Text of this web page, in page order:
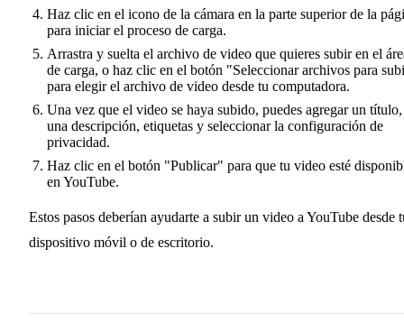
Haz clic en el icono de la cámara en la parte superior de la
para iniciar el proceso de carga.
Arrastra y suelta el archivo de video que quieres subir en el
de carga, o haz clic en el botón "Seleccionar archivos para
para elegir el archivo de video desde tu computadora.
Una vez que el video se haya subido, puedes agregar un título,
una descripción, etiquetas y seleccionar la configuración de
privacidad.
Haz clic en el botón "Publicar" para que tu video esté
en YouTube.
Estos pasos deberían ayudarte a subir un video a YouTube desde
dispositivo móvil o de escritorio.